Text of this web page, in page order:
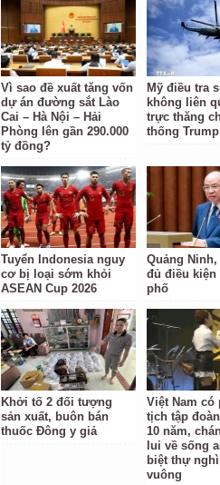
Vì sao đề xuất tăng vốn
dự án đường sắt Lào
Cai – Hà Nội – Hải
Phòng lên gần 290.000
tỷ đồng?
Mỹ điều tra
không liên
trực thăng
thống Trump
Tuyển Indonesia nguy
cơ bị loại sớm khỏi
ASEAN Cup 2026
Quảng
đủ điều kiện
phố
Khởi tố 2 đối tượng
sản xuất, buôn bán
thuốc Đông y giả
Việt Nam có
tịch tập
10 năm,
lui về sống
biệt thự
vuông